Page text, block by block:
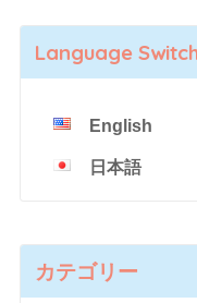
Language
English
日本語
カテゴリー